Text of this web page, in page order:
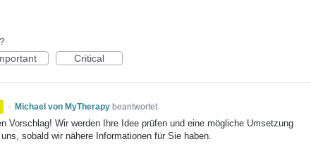
Critical
· Michael von MyTherapy beantwortet
Vorschlag! Wir werden Ihre Idee prüfen und eine mögliche Umsetzung
sobald wir nähere Informationen für Sie haben.